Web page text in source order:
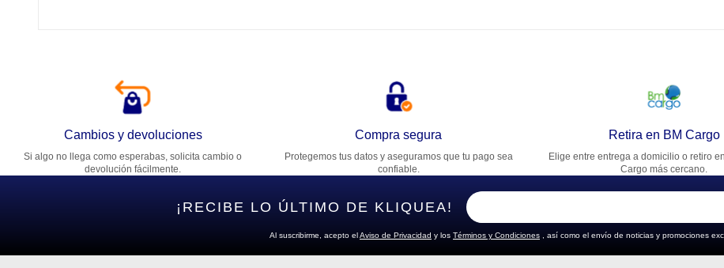
Dirección de email
Escribe un comentario
Cambios y devoluciones
Si algo no llega como esperabas, solicita cambio o
devolución fácilmente.
Compra segura
Protegemos tus datos y aseguramos que tu pago sea
confiable.
Retira en BM Cargo
Elige entre entrega a domicilio o retiro
Cargo más cercano.
¡RECIBE LO ÚLTIMO DE KLIQUEA!
Al suscribirme, acepto elAviso de Privacidad y los Términos y Condiciones , así como el envío de noticias y promociones